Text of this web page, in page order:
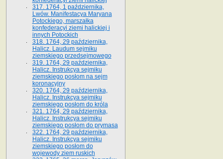
317. 1764, 1 października,
Lwów. Manifestacya Maryana
Potockiego, marszałka
konfederacyi ziemi halickiej i
innych Potockich
318. 1764, 29 października,
Halicz. Laudum sejmiku
ziemskiego przedsejmowego
319. 1764, 29 października,
Halicz. Instrukcya sejmiku
ziemskiego posłom na sejm
koronacyjny
320. 1764, 29 października,
Halicz. Instrukcya sejmiku
ziemskiego posłom do króla
321. 1764, 29 października,
Halicz. Instrukcya sejmiku
ziemskiego posłom do prymasa
322. 1764, 29 października,
Halicz. Instrukcya sejmiku
ziemskiego posłom do
wojewody ziem ruskich